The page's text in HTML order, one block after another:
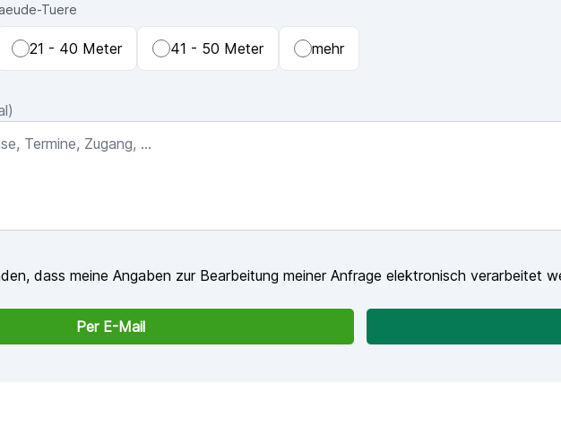
Tuere
21 - 40 Meter 41 - 50 Meter mehr
dass meine Angaben zur Bearbeitung meiner Anfrage elektronisch verarbeitet
Per E-Mail